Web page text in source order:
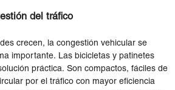
del tráfico
crecen, la congestión vehicular se
importante. Las bicicletas y patinetes
práctica. Son compactos, fáciles de
por el tráfico con mayor eficiencia